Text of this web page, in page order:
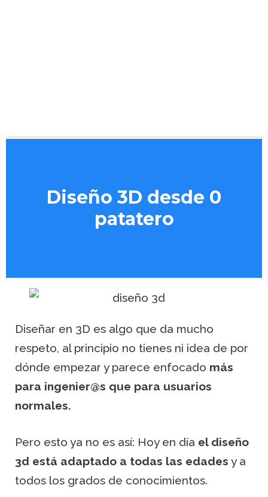
Diseño 3D desde 0
patatero
Diseñar en 3D es algo que da mucho
respeto, al principio no tienes ni idea de por
dónde empezar y parece enfocado más
para ingenier@s que para usuarios
normales.
Pero esto ya no es así: Hoy en día el diseño
3d está adaptado a todas las edades y a
todos los grados de conocimientos.